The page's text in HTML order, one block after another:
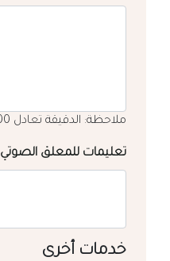
ملاحظة: الدقيقة تعادل 100 كلمة باللغة العربية
تعليمات للمعلق الصوتي
خدمات أخرى